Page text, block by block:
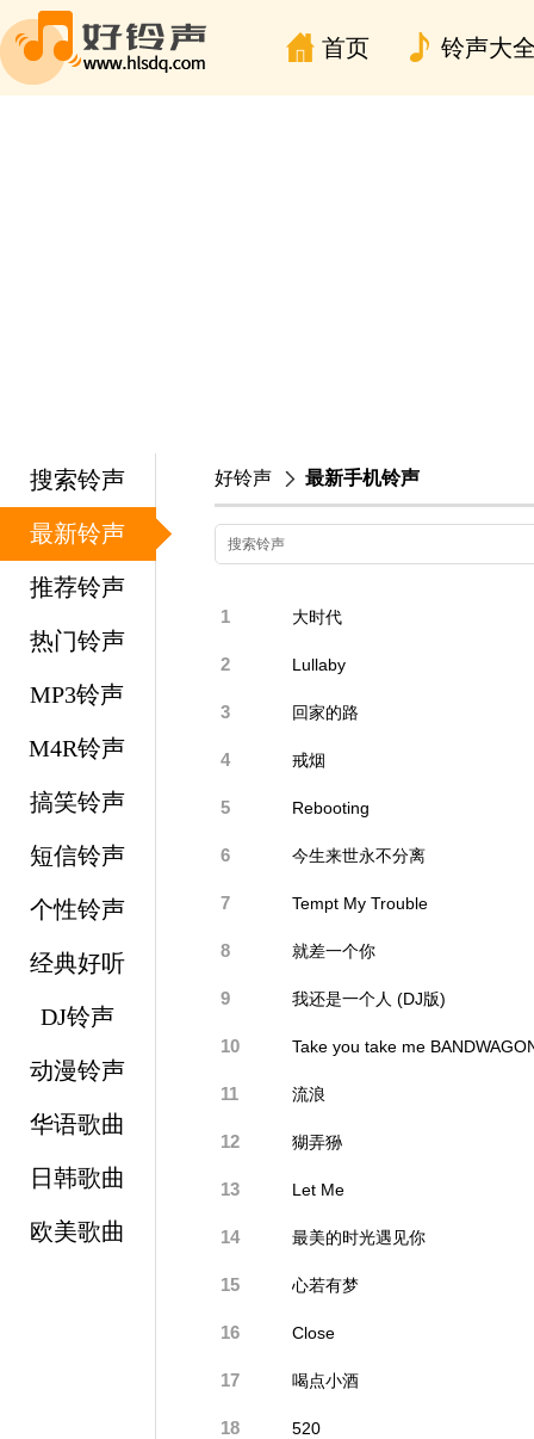
首页 铃声大
搜索铃声
最新铃声
推荐铃声
热门铃声
MP3铃声
M4R铃声
搞笑铃声
短信铃声
个性铃声
经典好听
DJ铃声
动漫铃声
华语歌曲
日韩歌曲
欧美歌曲
好铃声 最新手机铃声
1 大时代
2 Lullaby
3 回家的路
4 戒烟
5 Rebooting
6 今生来世永不分离
7 Tempt My Trouble
8 就差一个你
9 我还是一个人 (DJ版)
10 Take you take me
11 流浪
12 猢弄狲
13 Let Me
14 最美的时光遇见你
15 心若有梦
16 Close
17 喝点小酒
18 520